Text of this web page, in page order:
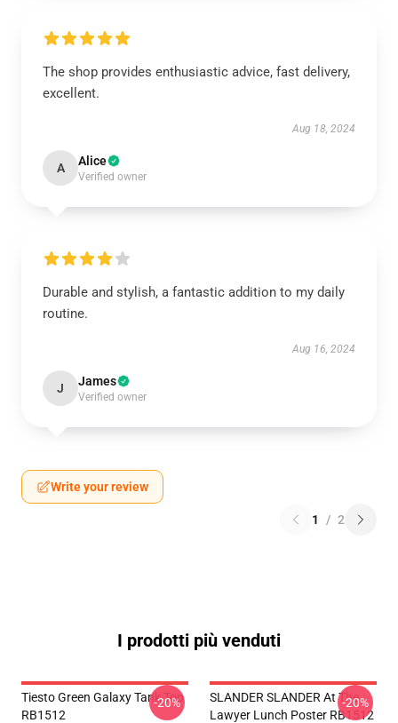
The shop provides enthusiastic advice, fast delivery,
excellent.
Aug 18, 2024
A Alice
Verified owner
Durable and stylish, a fantastic addition to my daily
routine.
Aug 16, 2024
J James
Verified owner
Write your review
1 / 2
I prodotti più venduti
Tiesto Green Galaxy Tank Top
RB1512
-20%
SLANDER SLANDER At The
Lawyer Lunch Poster RB1512
-20%